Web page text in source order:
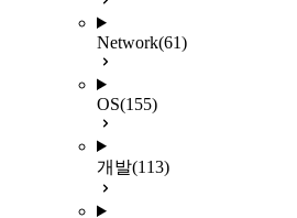
Network(61)
OS(155)
개발(113)